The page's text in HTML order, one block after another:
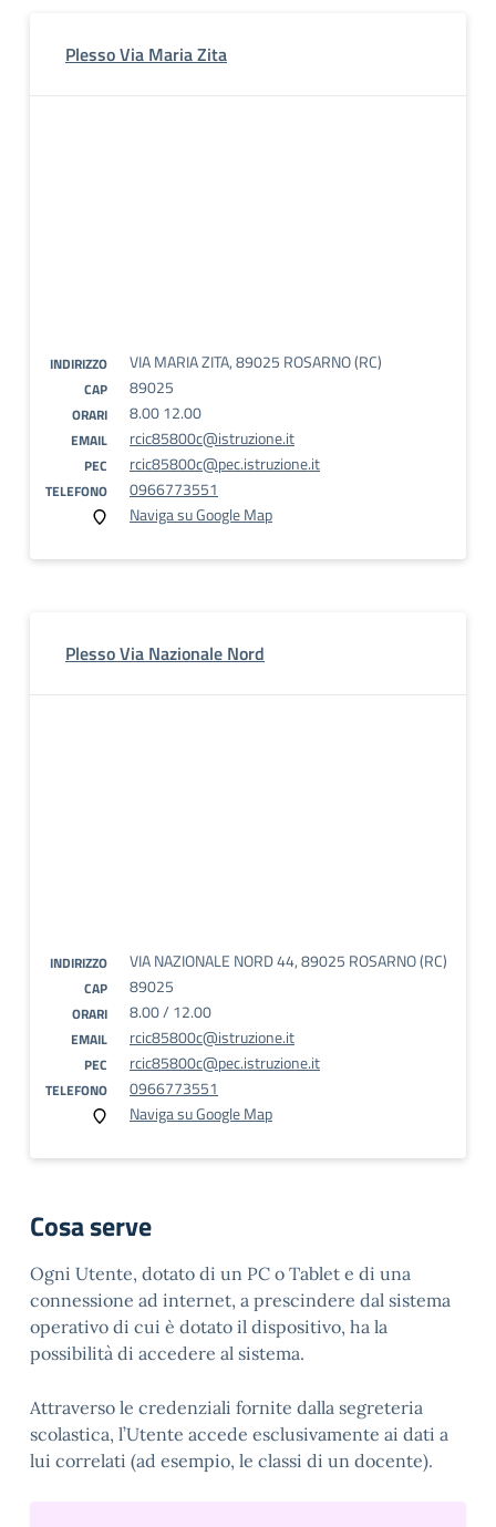
Plesso Via Maria Zita
INDIRIZZO VIA MARIA ZITA, 89025 ROSARNO (RC)
CAP 89025
ORARI 8.00 12.00
EMAIL rcic85800c@istruzione.it
PEC rcic85800c@pec.istruzione.it
TELEFONO
0966773551
Naviga su Google Map
Plesso Via Nazionale Nord
INDIRIZZO VIA NAZIONALE NORD 44, 89025 ROSARNO (RC)
CAP 89025
ORARI 8.00 / 12.00
EMAIL rcic85800c@istruzione.it
PEC rcic85800c@pec.istruzione.it
TELEFONO
0966773551
Naviga su Google Map
Cosa serve
Ogni Utente, dotato di un PC o Tablet e di una
connessione ad internet, a prescindere dal sistema
operativo di cui è dotato il dispositivo, ha la
possibilità di accedere al sistema.
Attraverso le credenziali fornite dalla segreteria
scolastica, l’Utente accede esclusivamente ai dati a
lui correlati (ad esempio, le classi di un docente).